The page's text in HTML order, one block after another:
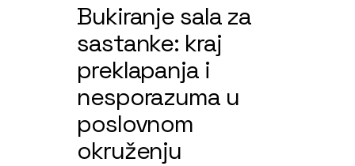
Bukiranje sala za
sastanke: kraj
preklapanja i
nesporazuma u
poslovnom
okruženju